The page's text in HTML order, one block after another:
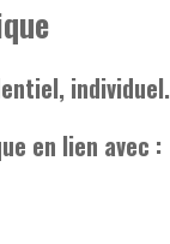
individuel.
en lien avec :